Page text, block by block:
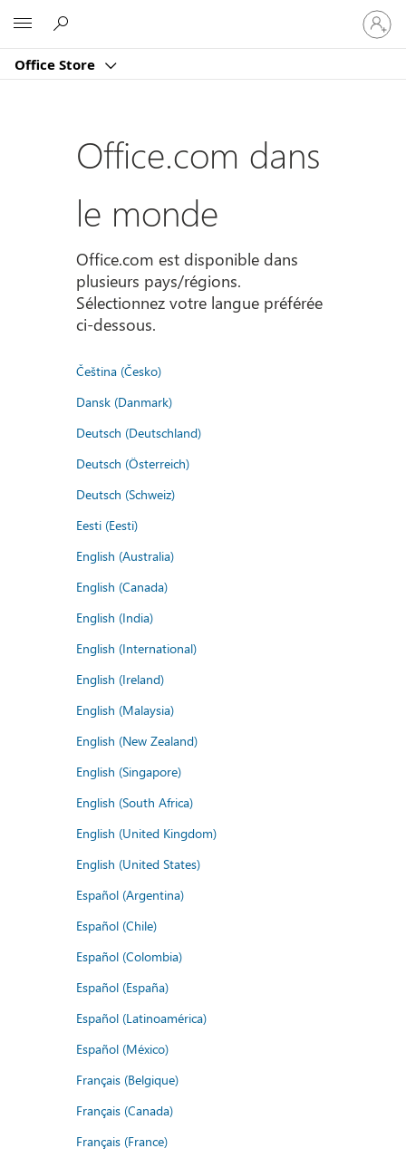
Office Store
vous
à
compte
Office.com dans
le monde
Office.com est disponible dans
plusieurs pays/régions.
Sélectionnez votre langue préférée
ci-dessous.
Čeština (Česko)
Dansk (Danmark)
Deutsch (Deutschland)
Deutsch (Österreich)
Deutsch (Schweiz)
Eesti (Eesti)
English (Australia)
English (Canada)
English (India)
English (International)
English (Ireland)
English (Malaysia)
English (New Zealand)
English (Singapore)
English (South Africa)
English (United Kingdom)
English (United States)
Español (Argentina)
Español (Chile)
Español (Colombia)
Español (España)
Español (Latinoamérica)
Español (México)
Français (Belgique)
Français (Canada)
Français (France)